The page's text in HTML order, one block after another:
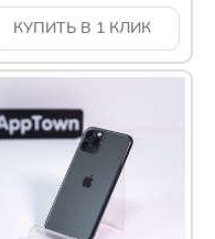
КУПИТЬ В 1 КЛИК